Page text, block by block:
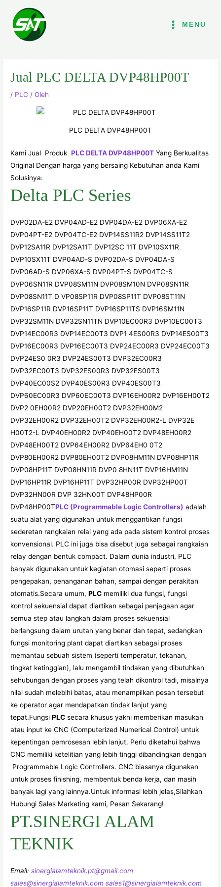
konten
MENU
Jual PLC DELTA DVP48HP00T
/ PLC / Oleh
PLC DELTA DVP48HP00T
Kami Jual ProdukPLC DELTA DVP48HP00T Yang Berkualitas
Original Dengan harga yang bersaing Kebutuhan anda Kami
Solusinya:
Delta PLC Series
DVP02DA-E2 DVP04AD-E2 DVP04DA-E2 DVP06XA-E2
DVP04PT-E2 DVP04TC-E2 DVP14SS11R2 DVP14SS11T2
DVP12SA11R DVP12SA11T DVP12SC 11T DVP10SX11R
DVP10SX11T DVP04AD-S DVP02DA-S DVP04DA-S
DVP06AD-S DVP06XA-S DVP04PT-S DVP04TC-S
DVP06SN11R DVP08SM11N DVP08SM10N DVP08SN11R
DVP08SN11T D VP08SP11R DVP08SP11T DVP08ST11N
DVP16SP11R DVP16SP11T DVP16SP11TS DVP16SM11N
DVP32SM11N DVP32SN11TN DVP10EC00R3 DVP10EC00T3
DVP14EC00R3 DVP14EC00T3 DVP1 4ES00R3 DVP14ES00T3
DVP16EC00R3 DVP16EC00T3 DVP24EC00R3 DVP24EC00T3
DVP24ES0 0R3 DVP24ES00T3 DVP32EC00R3
DVP32EC00T3 DVP32ES00R3 DVP32ES00T3
DVP40EC00S2 DVP40ES00R3 DVP40ES00T3
DVP60EC00R3 DVP60EC00T3 DVP16EH00R2 DVP16EH00T2
DVP2 0EH00R2 DVP20EH00T2 DVP32EH00M2
DVP32EH00R2 DVP32EH00T2 DVP32EH00R2-L DVP32E
H00T2-L DVP40EH00R2 DVP40EH00T2 DVP48EH00R2
DVP48EH00T2 DVP64EH00R2 DVP64EH0 0T2
DVP80EH00R2 DVP80EH00T2 DVP08HM11N DVP08HP11R
DVP08HP11T DVP08HN11R DVP0 8HN11T DVP16HM11N
DVP16HP11R DVP16HP11T DVP32HP00R DVP32HP00T
DVP32HN00R DVP 32HN00T DVP48HP00R
DVP48HP00TPLC (Programmable Logic Controllers) adalah
suatu alat yang digunakan untuk menggantikan fungsi
sederetan rangkaian relai yang ada pada sistem kontrol proses
konvensional. PLC ini juga bisa disebut juga sebagai rangkaian
relay dengan bentuk compact. Dalam dunia industri, PLC
banyak digunakan untuk kegiatan otomasi seperti proses
pengepakan, penanganan bahan, sampai dengan perakitan
otomatis.Secara umum,PLC memiliki dua fungsi, fungsi
kontrol sekuensial dapat diartikan sebagai penjagaan agar
semua step atau langkah dalam proses sekuensial
berlangsung dalam urutan yang benar dan tepat, sedangkan
fungsi monitoring plant dapat diartikan sebagai proses
memantau sebuah sistem (seperti temperatur, tekanan,
tingkat ketinggian), lalu mengambil tindakan yang dibutuhkan
sehubungan dengan proses yang telah dikontrol tadi, misalnya
nilai sudah melebihi batas, atau menampilkan pesan tersebut
ke operator agar mendapatkan tindak lanjut yang
tepat.FungsiPLC secara khusus yakni memberikan masukan
atau input ke CNC (Computerized Numerical Control) untuk
kepentingan pemrosesan lebih lanjut. Perlu diketahui bahwa
CNC memiliki ketelitian yang lebih tinggi dibandingkan dengan
Programmable Logic Controllers. CNC biasanya digunakan
untuk proses finishing, membentuk benda kerja, dan masih
banyak lagi yang lainnya.Untuk informasi lebih jelas,Silahkan
Hubungi Sales Marketing kami, Pesan Sekarang!
PT.SINERGI ALAM
TEKNIK
Email:sinergialamteknik.pt@gmail.com
sales@sinergialamteknik.com sales1@sinergialamteknik.com